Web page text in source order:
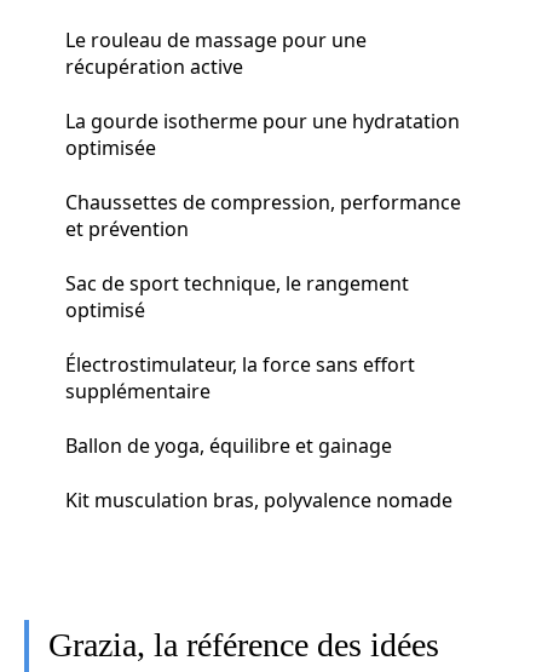
Le rouleau de massage pour une
récupération active
La gourde isotherme pour une hydratation
optimisée
Chaussettes de compression, performance
et prévention
Sac de sport technique, le rangement
optimisé
Électrostimulateur, la force sans effort
supplémentaire
Ballon de yoga, équilibre et gainage
Kit musculation bras, polyvalence nomade
Grazia, la référence des idées